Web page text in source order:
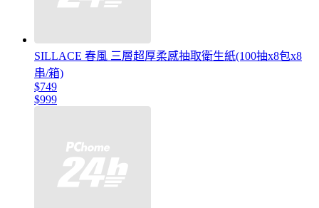
SILLACE 春風 三層超厚柔感抽取衛生紙(100抽x8包x8
串/箱)
$749
$999